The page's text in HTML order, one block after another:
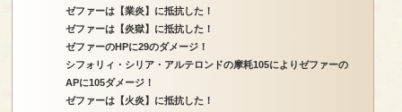
ゼファーは【業炎】に抵抗した！
ゼファーは【炎獄】に抵抗した！
ゼファーのHPに29のダメージ！
シフォリィ・シリア・アルテロンドの摩耗105によりゼファーの
APに105ダメージ！
ゼファーは【火炎】に抵抗した！